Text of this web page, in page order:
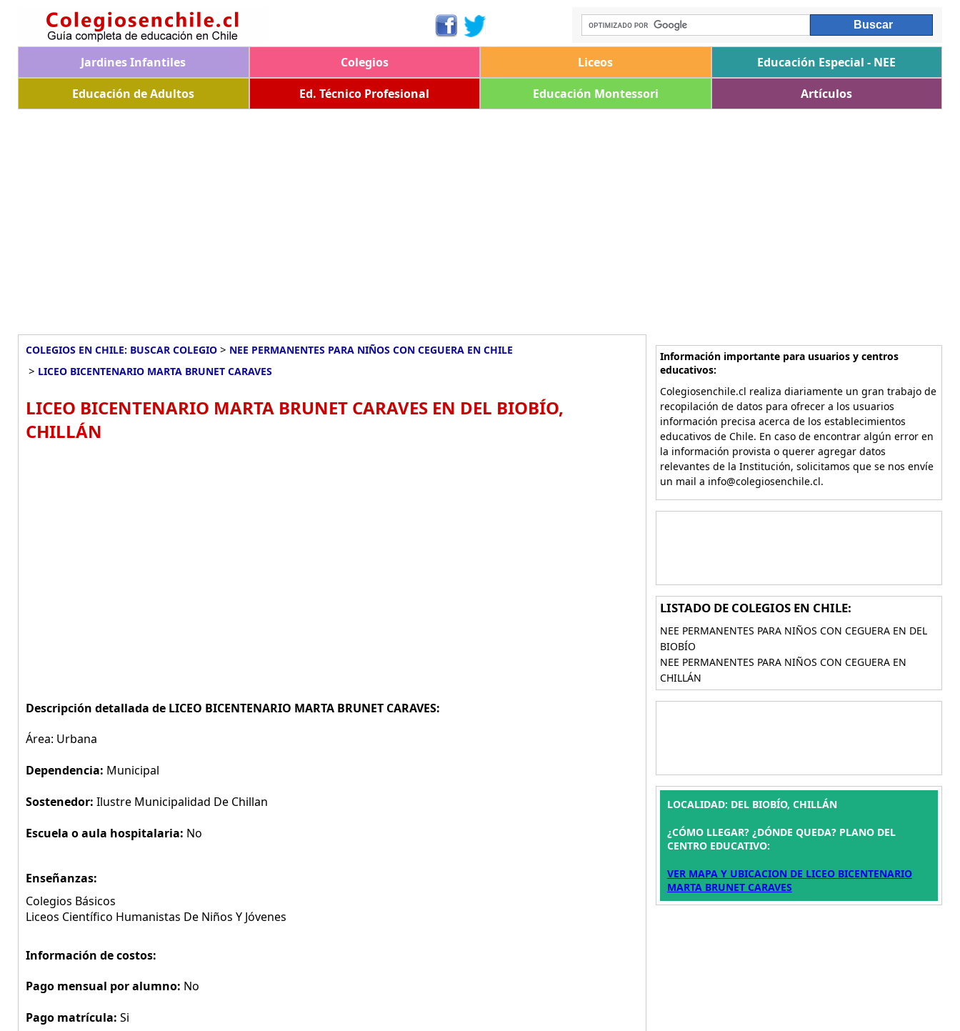
Jardines Infantiles Colegios Liceos
Educación Especial - NEE
Educación de Adultos
Ed. Técnico Profesional Educación Montessori Artículos
COLEGIOS EN CHILE: BUSCAR COLEGIO > NEE PERMANENTES PARA NIÑOS CON CEGUERA EN CHILE
> LICEO BICENTENARIO MARTA BRUNET CARAVES
LICEO BICENTENARIO MARTA BRUNET CARAVES EN DEL BIOBÍO,
CHILLÁN
Descripción detallada de LICEO BICENTENARIO MARTA BRUNET CARAVES:
Área: Urbana
Dependencia: Municipal
Sostenedor: Ilustre Municipalidad De Chillan
Escuela o aula hospitalaria: No
Enseñanzas:
Colegios Básicos
Liceos Científico Humanistas De Niños Y Jóvenes
Información de costos:
Pago mensual por alumno: No
Pago matrícula: Si
Información importante para usuarios y centros
educativos:
Colegiosenchile.cl realiza diariamente un gran trabajo de
recopilación de datos para ofrecer a los usuarios
información precisa acerca de los establecimientos
educativos de Chile. En caso de encontrar algún error en
la información provista o querer agregar datos
relevantes de la Institución, solicitamos que se nos envíe
un mail a info@colegiosenchile.cl.
LISTADO DE COLEGIOS EN CHILE:
NEE PERMANENTES PARA NIÑOS CON CEGUERA EN DEL
BIOBÍO
NEE PERMANENTES PARA NIÑOS CON CEGUERA EN
CHILLÁN
LOCALIDAD: DEL BIOBÍO, CHILLÁN
¿CÓMO LLEGAR? ¿DÓNDE QUEDA? PLANO DEL
CENTRO EDUCATIVO:
VER MAPA Y UBICACION DE LICEO BICENTENARIO
MARTA BRUNET CARAVES